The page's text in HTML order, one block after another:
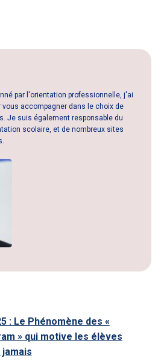
par l'orientation professionnelle, j'ai
accompagner dans le choix de
Je suis également responsable du
scolaire, et de nombreux sites
: Le Phénomène des «
» qui motive les élèves